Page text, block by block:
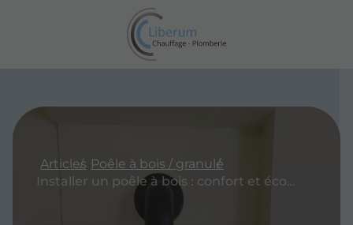
Articles Poêle à bois / granulé
Installer un poêle à bois : confort et économies